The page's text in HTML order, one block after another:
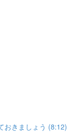
おきましょう (8:12)